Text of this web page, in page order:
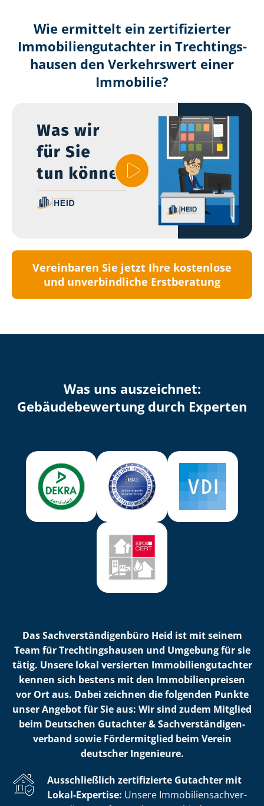
Wie ermittelt ein zertifizierter
Immobilien­gutachter in Trech­tin­gs­
hau­sen den Verkehrswert einer
Immobilie?
Vereinbaren Sie jetzt Ihre kostenlose
und unverbindliche Erstberatung
Was uns auszeichnet:
Ge­bäu­de­be­wer­tung durch Experten
Das Sach­ver­stän­di­gen­bü­ro Heid ist mit seinem
Team für Trech­tin­gs­hau­sen und Umgebung für sie
tätig. Unsere lokal versierten Im­mo­bi­li­en­gut­ach­ter
kennen sich bestens mit den Im­mo­bi­li­en­prei­sen
vor Ort aus. Dabei zeichnen die folgenden Punkte
unser Angebot für Sie aus: Wir sind zudem Mitglied
beim Deutschen Gutachter & Sach­ver­stän­di­gen­
ver­band sowie Fördermitglied beim Verein
deutscher Ingenieure.
Ausschließlich zertifizierte Gutachter mit
Lokal-Expertise: Unsere Im­mo­bi­li­en­sach­ver­